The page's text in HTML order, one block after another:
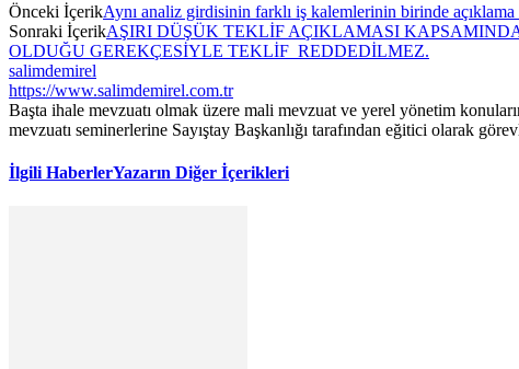
Önceki İçerikAynı analiz girdisinin farklı iş kalemlerinin birinde
Sonraki İçerikAŞIRI DÜŞÜK TEKLİF AÇIKLAMASI
OLDUĞU GEREKÇESİYLE TEKLİF REDDEDİLMEZ.
salimdemirel
https://www.salimdemirel.com.tr
Başta ihale mevzuatı olmak üzere mali mevzuat ve yerel yönetim
mevzuatı seminerlerine Sayıştay Başkanlığı tarafından eğitici olarak
İlgili HaberlerYazarın Diğer İçerikleri